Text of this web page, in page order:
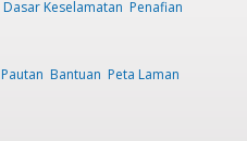
Dasar Keselamatan Penafian
Pautan Bantuan Peta Laman